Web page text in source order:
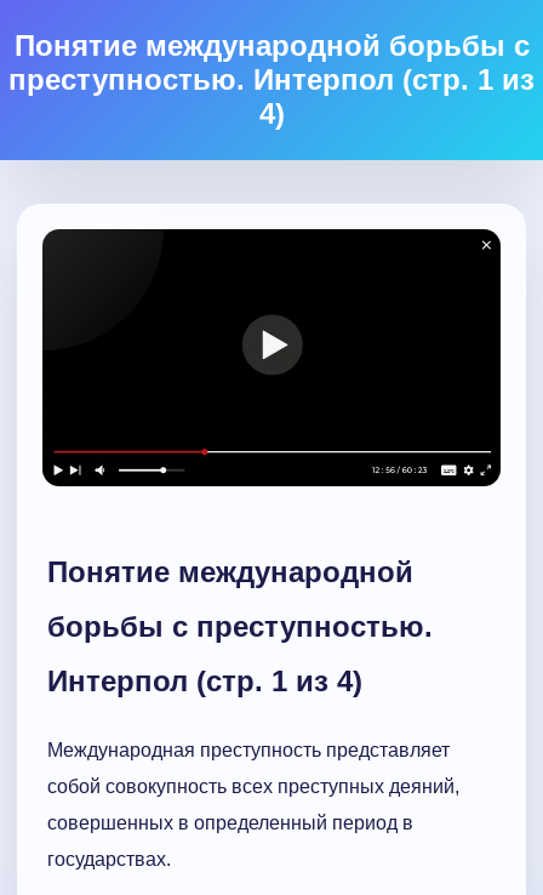
Понятие международной борьбы с
преступностью. Интерпол (стр. 1 из
4)
Понятие международной
борьбы с преступностью.
Интерпол (стр. 1 из 4)
Международная преступность представляет
собой совокупность всех преступных деяний,
совершенных в определенный период в
государствах.